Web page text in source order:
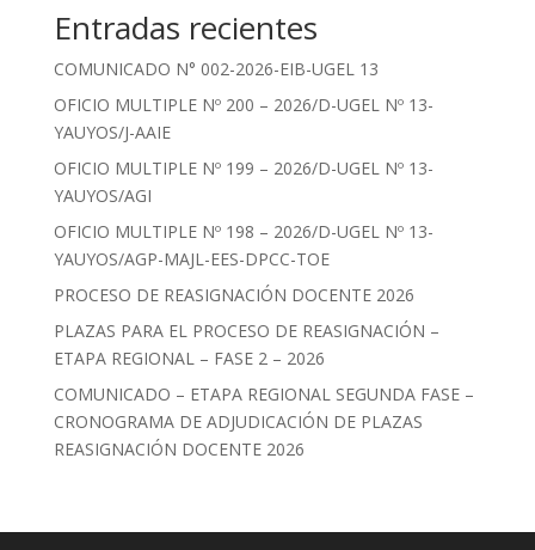
Entradas recientes
COMUNICADO N° 002-2026-EIB-UGEL 13
OFICIO MULTIPLE Nº 200 – 2026/D-UGEL Nº 13-
YAUYOS/J-AAIE
OFICIO MULTIPLE Nº 199 – 2026/D-UGEL Nº 13-
YAUYOS/AGI
OFICIO MULTIPLE Nº 198 – 2026/D-UGEL Nº 13-
YAUYOS/AGP-MAJL-EES-DPCC-TOE
PROCESO DE REASIGNACIÓN DOCENTE 2026
PLAZAS PARA EL PROCESO DE REASIGNACIÓN –
ETAPA REGIONAL – FASE 2 – 2026
COMUNICADO – ETAPA REGIONAL SEGUNDA FASE –
CRONOGRAMA DE ADJUDICACIÓN DE PLAZAS
REASIGNACIÓN DOCENTE 2026